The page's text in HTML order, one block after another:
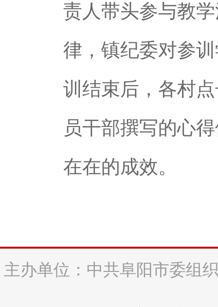
责人带头参与教
律，镇纪委对参
训结束后，各村
员干部撰写的心
在在的成效。
主办单位：中共阜阳市委组